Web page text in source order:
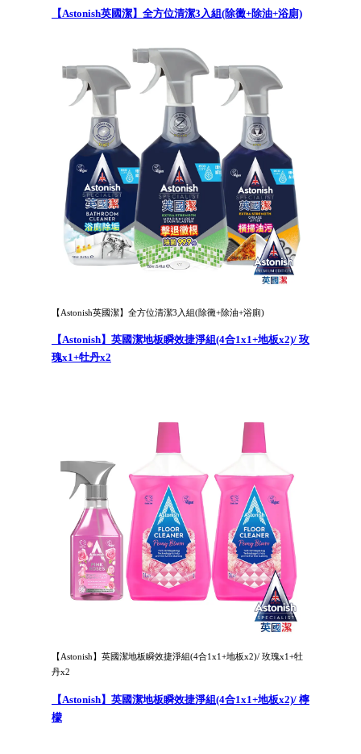
【Astonish英國潔】全方位清潔3入組(除黴+除油+浴廁)
【Astonish英國潔】全方位清潔3入組(除黴+除油+浴廁)
【Astonish】英國潔地板瞬效捷淨組(4合1x1+地板x2)/ 玫
瑰x1+牡丹x2
【Astonish】英國潔地板瞬效捷淨組(4合1x1+地板x2)/ 玫瑰x1+牡
丹x2
【Astonish】英國潔地板瞬效捷淨組(4合1x1+地板x2)/ 檸
檬